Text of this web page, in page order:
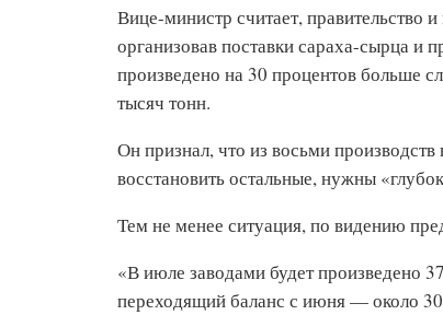
Вице-министр считает, правительство
организовав поставки сараха-сырца и
произведено на 30 процентов больше
тысяч тонн.
Он признал, что из восьми
восстановить остальные, нужны
Тем не менее ситуация, по видению
«В июле заводами будет произведено
переходящий баланс с июня — около